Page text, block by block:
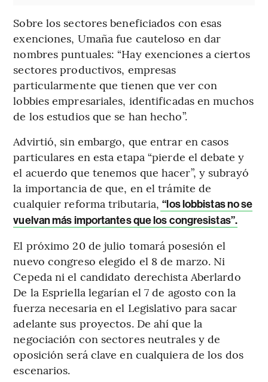
Sobre los sectores beneficiados con esas
exenciones, Umaña fue cauteloso en dar
nombres puntuales: “Hay exenciones a ciertos
sectores productivos, empresas
particularmente que tienen que ver con
lobbies empresariales, identificadas en muchos
de los estudios que se han hecho”.
Advirtió, sin embargo, que entrar en casos
particulares en esta etapa “pierde el debate y
el acuerdo que tenemos que hacer”, y subrayó
la importancia de que, en el trámite de
cualquier reforma tributaria, “los lobbistas no se
vuelvan más importantes que los congresistas”.
El próximo 20 de julio tomará posesión el
nuevo congreso elegido el 8 de marzo. Ni
Cepeda ni el candidato derechista Aberlardo
De la Espriella legarían el 7 de agosto con la
fuerza necesaria en el Legislativo para sacar
adelante sus proyectos. De ahí que la
negociación con sectores neutrales y de
oposición será clave en cualquiera de los dos
escenarios.